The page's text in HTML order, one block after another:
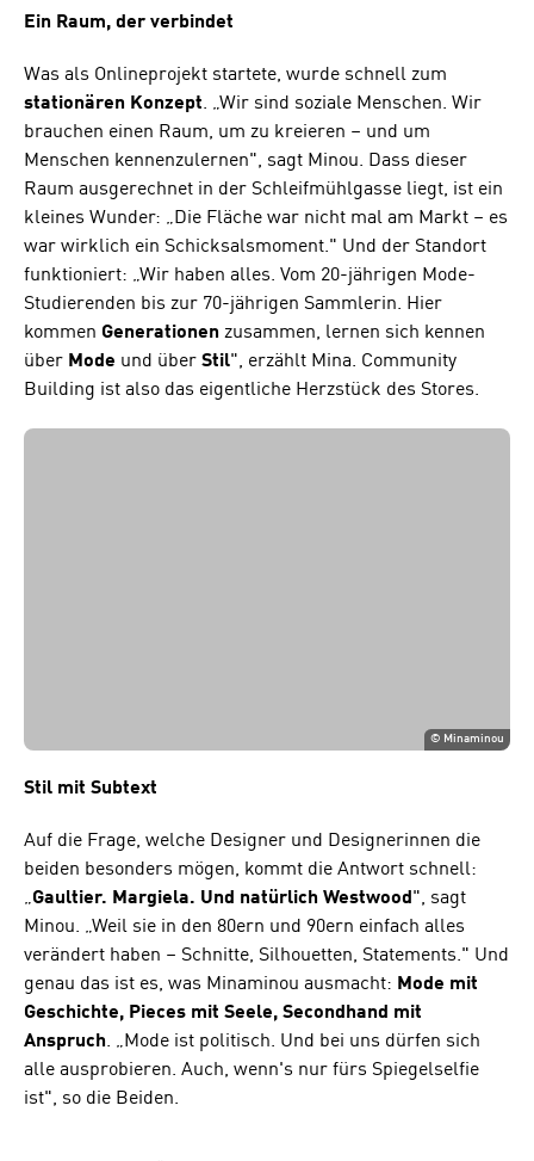
Ein Raum, der verbindet
Was als Onlineprojekt startete, wurde schnell zum
stationären Konzept. „Wir sind soziale Menschen. Wir
brauchen einen Raum, um zu kreieren – und um
Menschen kennenzulernen", sagt Minou. Dass dieser
Raum ausgerechnet in der Schleifmühlgasse liegt, ist ein
kleines Wunder: „Die Fläche war nicht mal am Markt – es
war wirklich ein Schicksalsmoment." Und der Standort
funktioniert: „Wir haben alles. Vom 20-jährigen Mode-
Studierenden bis zur 70-jährigen Sammlerin. Hier
kommen Generationen zusammen, lernen sich kennen
über Mode und über Stil", erzählt Mina. Community
Building ist also das eigentliche Herzstück des Stores.
© Minaminou
Stil mit Subtext
Auf die Frage, welche Designer und Designerinnen die
beiden besonders mögen, kommt die Antwort schnell:
„Gaultier. Margiela. Und natürlich Westwood", sagt
Minou. „Weil sie in den 80ern und 90ern einfach alles
verändert haben – Schnitte, Silhouetten, Statements." Und
genau das ist es, was Minaminou ausmacht: Mode mit
Geschichte, Pieces mit Seele, Secondhand mit
Anspruch. „Mode ist politisch. Und bei uns dürfen sich
alle ausprobieren. Auch, wenn's nur fürs Spiegelselfie
ist", so die Beiden.